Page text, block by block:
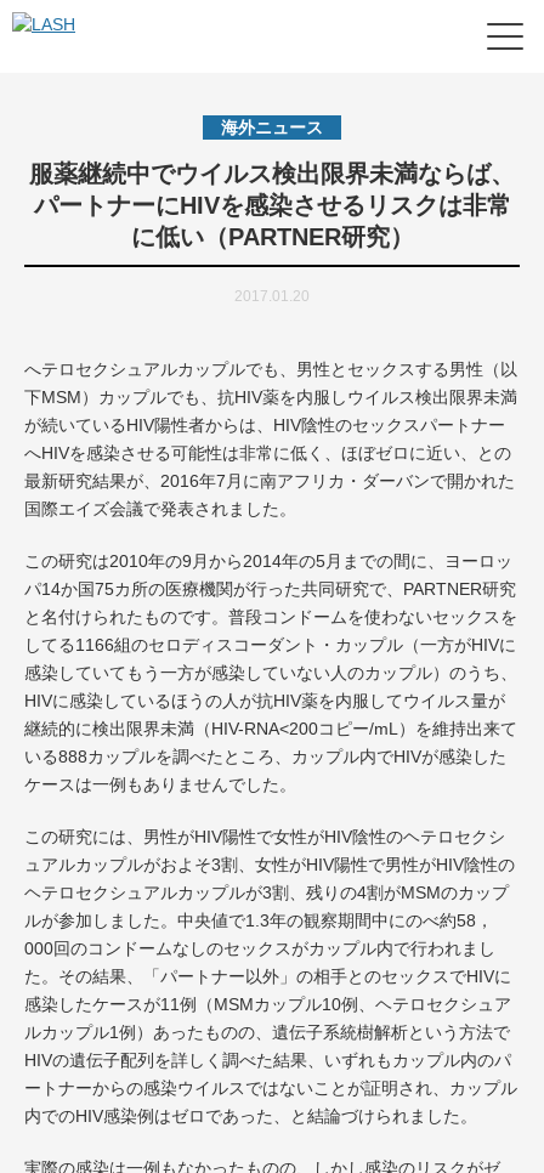
海外ニュース
服薬継続中でウイルス検出限界未満ならば、
パートナーにHIVを感染させるリスクは非常
に低い（PARTNER研究）
2017.01.20
へテロセクシュアルカップルでも、男性とセックスする男性（以
下MSM）カップルでも、抗HIV薬を内服しウイルス検出限界未満
が続いているHIV陽性者からは、HIV陰性のセックスパートナー
へHIVを感染させる可能性は非常に低く、ほぼゼロに近い、との
最新研究結果が、2016年7月に南アフリカ・ダーバンで開かれた
国際エイズ会議で発表されました。
この研究は2010年の9月から2014年の5月までの間に、ヨーロッ
パ14か国75カ所の医療機関が行った共同研究で、PARTNER研究
と名付けられたものです。普段コンドームを使わないセックスを
してる1166組のセロディスコーダント・カップル（一方がHIVに
感染していてもう一方が感染していない人のカップル）のうち、
HIVに感染しているほうの人が抗HIV薬を内服してウイルス量が
継続的に検出限界未満（HIV-RNA<200コピー/mL）を維持出来て
いる888カップルを調べたところ、カップル内でHIVが感染した
ケースは一例もありませんでした。
この研究には、男性がHIV陽性で女性がHIV陰性のヘテロセクシ
ュアルカップルがおよそ3割、女性がHIV陽性で男性がHIV陰性の
ヘテロセクシュアルカップルが3割、残りの4割がMSMのカップ
ルが参加しました。中央値で1.3年の観察期間中にのべ約58，
000回のコンドームなしのセックスがカップル内で行われまし
た。その結果、「パートナー以外」の相手とのセックスでHIVに
感染したケースが11例（MSMカップル10例、ヘテロセクシュア
ルカップル1例）あったものの、遺伝子系統樹解析という方法で
HIVの遺伝子配列を詳しく調べた結果、いずれもカップル内のパ
ートナーからの感染ウイルスではないことが証明され、カップル
内でのHIV感染例はゼロであった、と結論づけられました。
実際の感染は一例もなかったものの、しかし感染のリスクがゼ